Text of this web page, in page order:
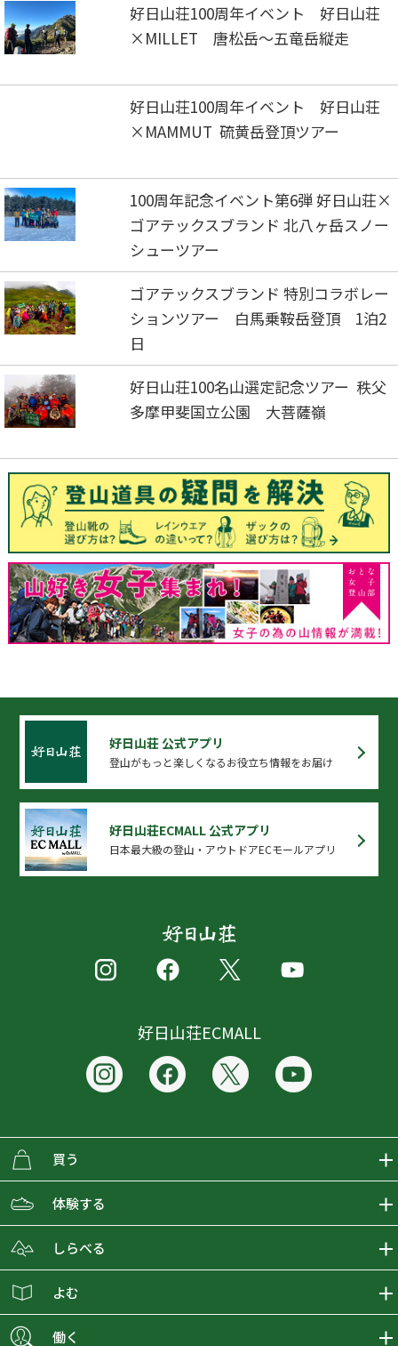
好日山荘100周年イベント 好日山荘
×MILLET 唐松岳～五竜岳縦走
好日山荘100周年イベント 好日山荘
×MAMMUT 硫黄岳登頂ツアー
100周年記念イベント第6弾 好日山荘×
ゴアテックスブランド 北八ヶ岳スノー
シューツアー
ゴアテックスブランド 特別コラボレー
ションツアー 白馬乗鞍岳登頂 1泊2
日
好日山荘100名山選定記念ツアー 秩父
多摩甲斐国立公園 大菩薩嶺
好日山荘 公式アプリ
登山がもっと楽しくなるお役立ち情報をお届け
好日山荘ECMALL 公式アプリ
日本最大級の登山・アウトドアECモールアプリ
好日山荘ECMALL
買う
ECMALLの商品をさがす
取り扱いブランド一覧
ショップブログ
体験する
おとな女子登山部
しらべる
登山レポート
よむ
働く